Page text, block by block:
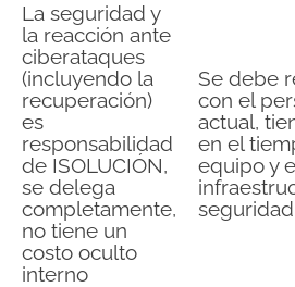
La seguridad y
la reacción ante
ciberataques
(incluyendo la
recuperación)
es
responsabilidad
de ISOLUCIÓN,
se delega
completamente,
no tiene un
costo oculto
interno
Se debe
con el
actual,
en el
equipo y
seguridad